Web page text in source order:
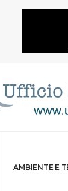
AMBIENTE E